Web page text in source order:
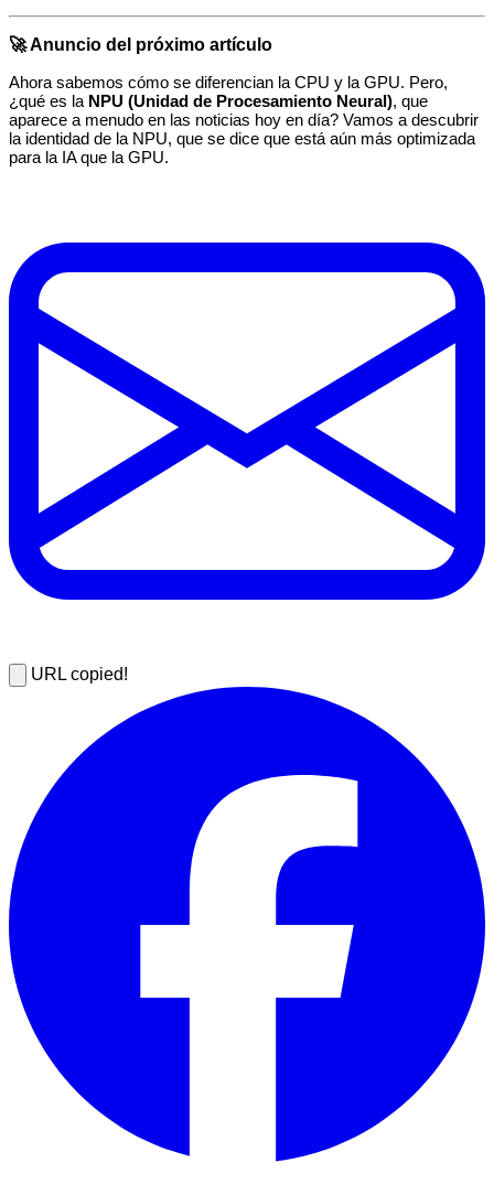
🚀 Anuncio del próximo artículo
Ahora sabemos cómo se diferencian la CPU y la GPU. Pero,
¿qué es la NPU (Unidad de Procesamiento Neural), que
aparece a menudo en las noticias hoy en día? Vamos a descubrir
la identidad de la NPU, que se dice que está aún más optimizada
para la IA que la GPU.
URL copied!